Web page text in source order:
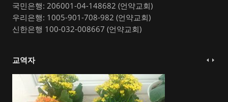
국민은행: 206001-04-148682 (언약교회)
우리은행: 1005-901-708-982 (언약교회)
신한은행 100-032-008667 (언약교회)
교역자